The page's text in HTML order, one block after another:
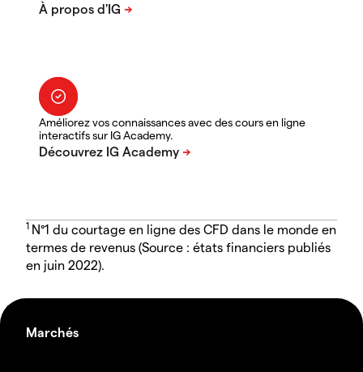
Améliorez vos connaissances avec des cours en ligne
interactifs sur IG Academy.
1 N°1 du courtage en ligne des CFD dans le monde en
termes de revenus (Source : états financiers publiés
en juin 2022).
Marchés